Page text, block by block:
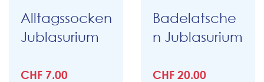
Alltagssocken
Jublasurium
CHF 7.00
Badelatsche
n Jublasurium
CHF 20.00